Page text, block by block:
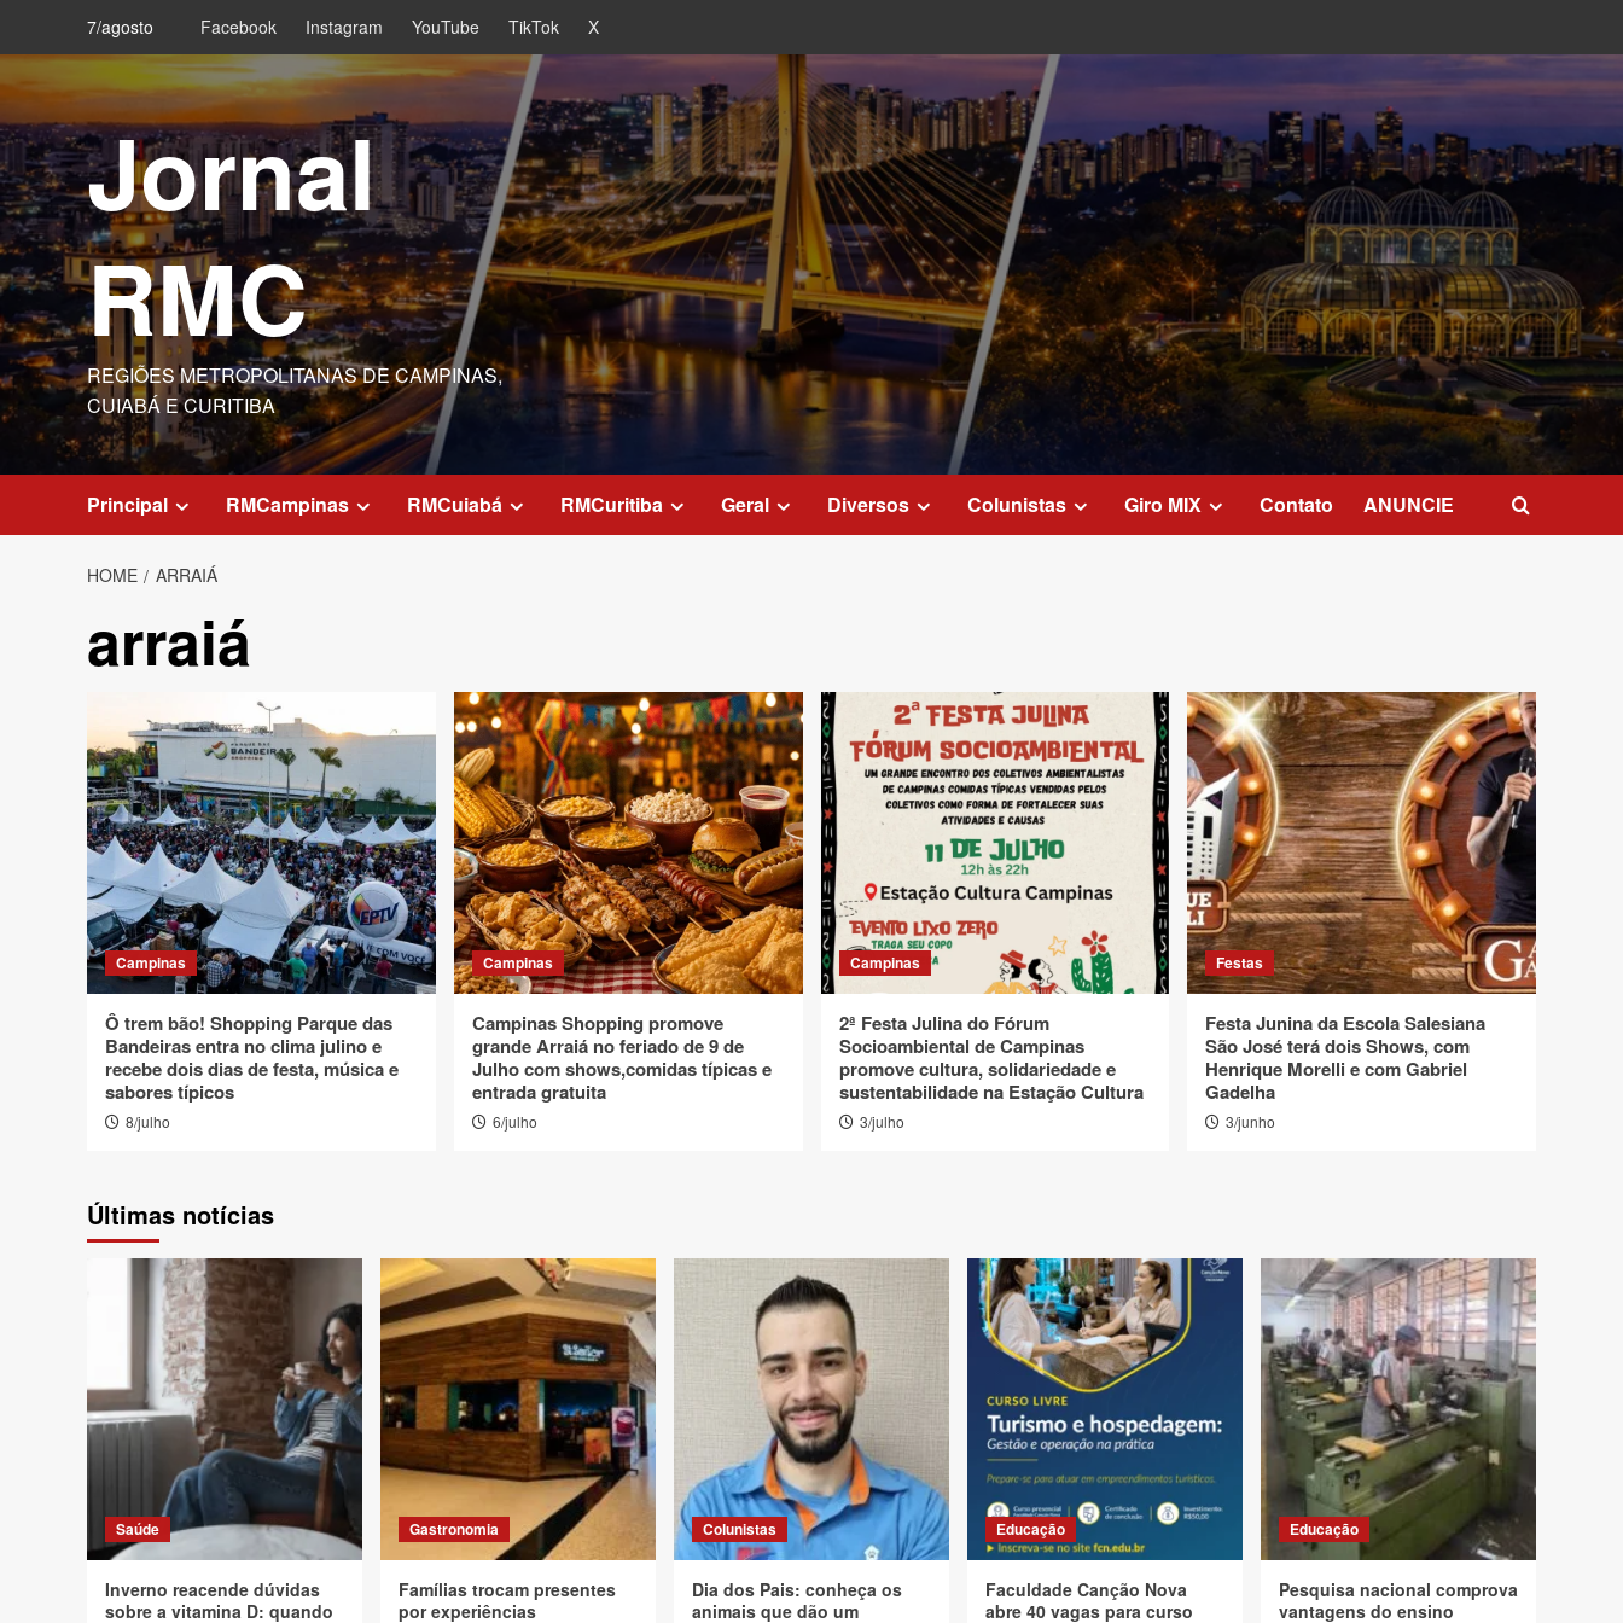
content
7/agosto Facebook Instagram YouTube TikTok X
Jornal
RMC
REGIÕES METROPOLITANAS DE CAMPINAS,
CUIABÁ E CURITIBA
Principal RMCampinas RMCuiabá RMCuritiba Geral Diversos Colunistas Giro MIX Contato ANUNCIE
HOME ARRAIÁ
arraiá
Campinas
Ô trem bão! Shopping Parque das
Bandeiras entra no clima julino e
recebe dois dias de festa, música e
sabores típicos
8/julho
Campinas
Campinas Shopping promove
grande Arraiá no feriado de 9 de
Julho com shows,comidas típicas e
entrada gratuita
6/julho
Campinas
2ª Festa Julina do Fórum
Socioambiental de Campinas
promove cultura, solidariedade e
sustentabilidade na Estação Cultura
3/julho
Festas
Festa Junina da Escola Salesiana
São José terá dois Shows, com
Henrique Morelli e com Gabriel
Gadelha
3/junho
Últimas notícias
Saúde
Inverno reacende dúvidas
sobre a vitamina D: quando
Gastronomia
Famílias trocam presentes
por experiências
Colunistas
Dia dos Pais: conheça os
animais que dão um
Educação
Faculdade Canção Nova
abre 40 vagas para curso
Educação
Pesquisa nacional comprova
vantagens do ensino